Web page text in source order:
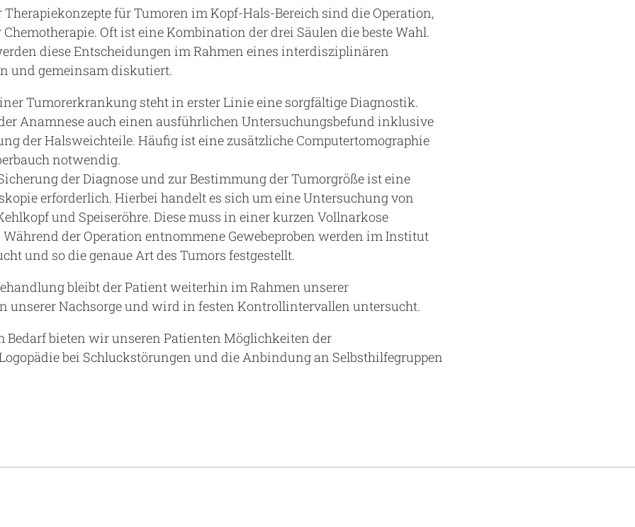
Therapiekonzepte für Tumoren im Kopf-Hals-Bereich sind die Operation,
Oft ist eine Kombination der drei Säulen die beste Wahl.
diese Entscheidungen im Rahmen eines interdisziplinären
und gemeinsam diskutiert.
Tumorerkrankung steht in erster Linie eine sorgfältige Diagnostik.
Anamnese auch einen ausführlichen Untersuchungsbefund inklusive
der Halsweichteile. Häufig ist eine zusätzliche Computertomographie
notwendig.
der Diagnose und zur Bestimmung der Tumorgröße ist eine
erforderlich. Hierbei handelt es sich um eine Untersuchung von
und Speiseröhre. Diese muss in einer kurzen Vollnarkose
der Operation entnommene Gewebeproben werden im Institut
und so die genaue Art des Tumors festgestellt.
bleibt der Patient weiterhin im Rahmen unserer
unserer Nachsorge und wird in festen Kontrollintervallen untersucht.
bieten wir unseren Patienten Möglichkeiten der
bei Schluckstörungen und die Anbindung an Selbsthilfegruppen